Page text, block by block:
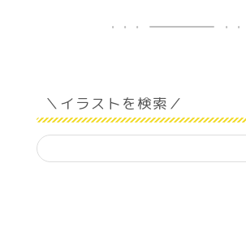
＼イラストを検索／